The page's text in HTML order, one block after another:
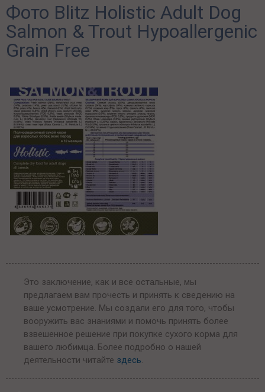
Фото Blitz Holistic Adult Dog
Salmon & Trout Hypoallergenic
Grain Free
Это заключение, как и все остальные, мы
предлагаем вам прочесть и принять к сведению на
ваше усмотрение. Мы создали его для того, чтобы
вооружить вас знаниями и помочь принять более
взвешенное решение при покупке сухого корма для
вашего любимца. Более подробно о нашей
деятельности читайте здесь.